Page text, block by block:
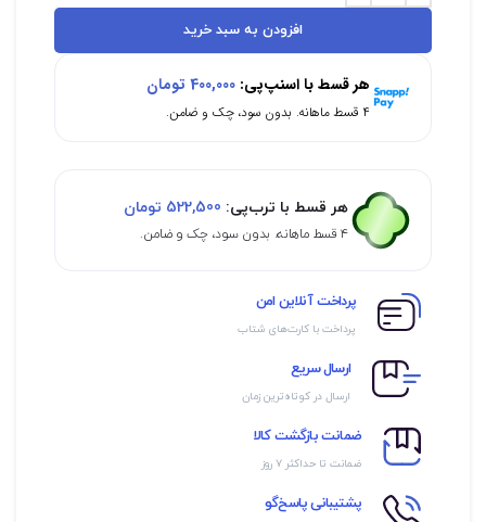
افزودن به سبد خرید
هر قسط با اسنپ‌پی: 400,000 تومان
۴ قسط ماهانه. بدون سود، چک و ضامن.
هر قسط با ترب‌پی: 522,500 تومان
۴ قسط ماهانه. بدون سود، چک و ضامن.
پرداخت آنلاین امن
پرداخت با کارت‌های شتاب
ارسال سریع
ارسال در کوتاه‌ترین زمان
ضمانت بازگشت کالا
ضمانت تا حداکثر ۷ روز
پشتیبانی پاسخ‌گو